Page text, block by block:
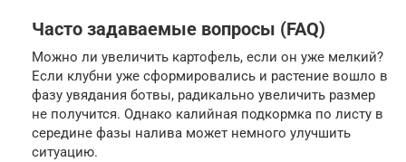
Часто задаваемые вопросы (FAQ)
Можно ли увеличить картофель, если он уже мелкий?
Если клубни уже сформировались и растение вошло в
фазу увядания ботвы, радикально увеличить размер
не получится. Однако калийная подкормка по листу в
середине фазы налива может немного улучшить
ситуацию.